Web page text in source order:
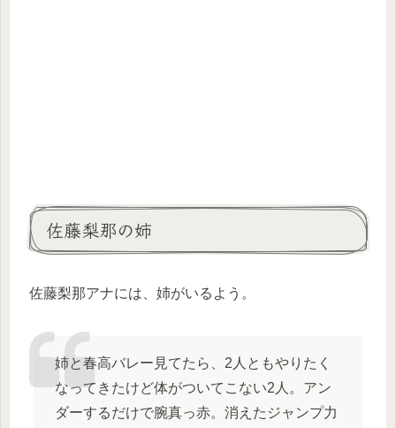
佐藤梨那の姉
佐藤梨那アナには、姉がいるよう。
姉と春高バレー見てたら、2人ともやりたく
なってきたけど体がついてこない2人。アン
ダーするだけで腕真っ赤。消えたジャンプ力